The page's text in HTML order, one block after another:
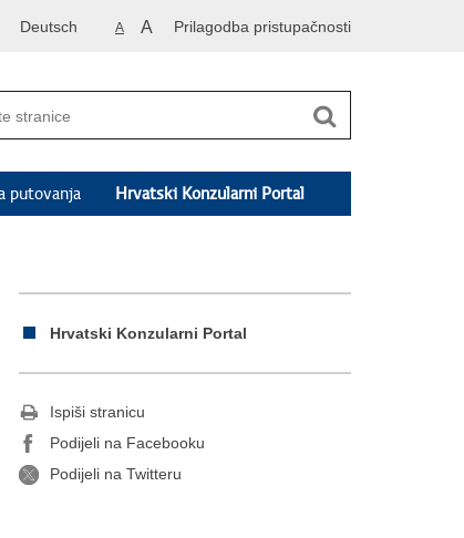
Deutsch A A Prilagodba pristupačnosti
putovanja Hrvatski Konzularni Portal
Hrvatski Konzularni Portal
Ispiši stranicu
Podijeli na Facebooku
Podijeli na Twitteru